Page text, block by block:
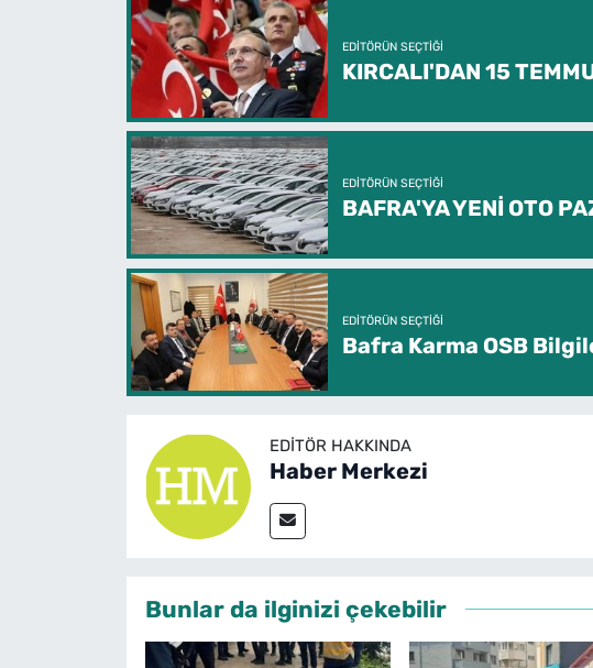
EDITÖRÜN SEÇTIĞI
KIRCALI'DAN 15
EDITÖRÜN SEÇTIĞI
BAFRA'YA YENİ OTO
EDITÖRÜN SEÇTIĞI
Bafra Karma OSB
EDITÖR HAKKINDA
Haber Merkezi
Bunlar da ilginizi çekebilir